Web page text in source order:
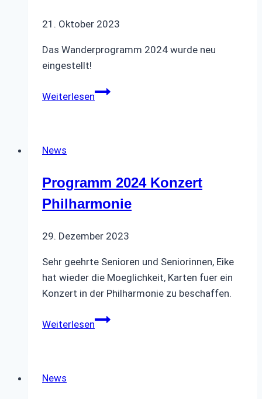
21. Oktober 2023
Das Wanderprogramm 2024 wurde neu
eingestellt!
WeiterlesenVeranstaltungen
News
Programm 2024 Konzert
Philharmonie
29. Dezember 2023
Sehr geehrte Senioren und Seniorinnen, Eike
hat wieder die Moeglichkeit, Karten fuer ein
Konzert in der Philharmonie zu beschaffen.
WeiterlesenProgramm
News